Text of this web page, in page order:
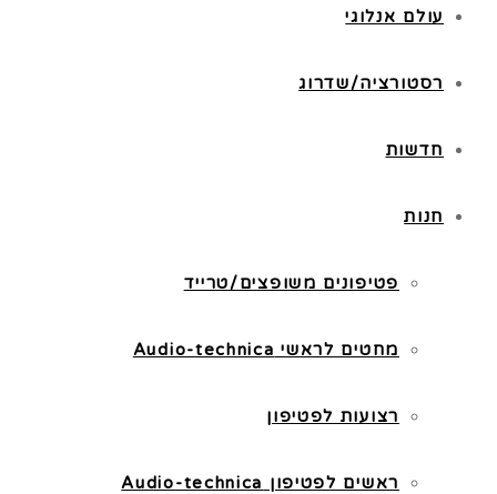
עולם אנלוגי
רסטורציה/שדרוג
חדשות
חנות
פטיפונים משופצים/טרייד
מחטים לראשי Audio-technica
רצועות לפטיפון
ראשים לפטיפון Audio-technica